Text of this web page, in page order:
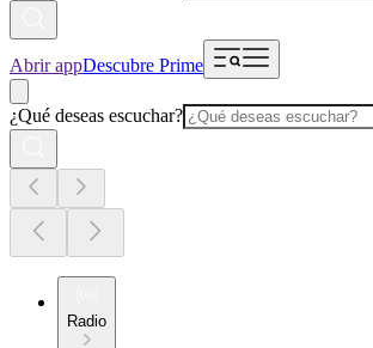
Abrir appDescubre Prime
¿Qué deseas escuchar?
Radio